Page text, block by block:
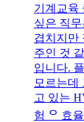
기계교육
싶은 직
겹치지만
주인 것
입니다.
모르는데
고 있는
험 ᄋ 효